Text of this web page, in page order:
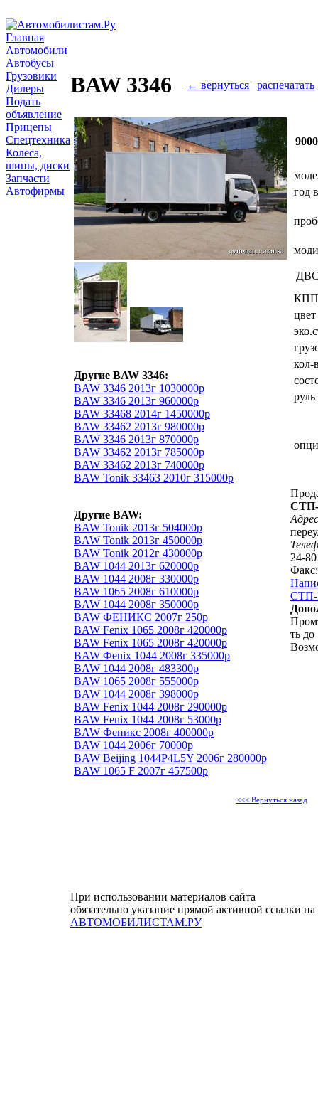
Главная
Автомобили
Автобусы
Грузовики
Дилеры
Подать
объявление
Прицепы
Спецтехника
Колеса,
шины, диски
Запчасти
Автофирмы
BAW 3346 ← вернуться | распечатать
Другие BAW 3346:
BAW 3346 2013г 1030000р
BAW 3346 2013г 960000р
BAW 33468 2014г 1450000р
BAW 33462 2013г 980000р
BAW 3346 2013г 870000р
BAW 33462 2013г 785000р
BAW 33462 2013г 740000р
BAW Tonik 33463 2010г 315000р
Другие BAW:
BAW Tonik 2013г 504000р
BAW Tonik 2013г 450000р
BAW Tonik 2012г 430000р
BAW 1044 2013г 620000р
BAW 1044 2008г 330000р
BAW 1065 2008г 610000р
BAW 1044 2008г 350000р
BAW ФЕНИКС 2007г 250р
BAW Fenix 1065 2008г 420000р
BAW Fenix 1065 2008г 420000р
BAW Фenix 1044 2008г 335000р
BAW 1044 2008г 483300р
BAW 1065 2008г 555000р
BAW 1044 2008г 398000р
BAW Fenix 1044 2008г 290000р
BAW Fenix 1044 2008г 53000р
BAW Феникс 2008г 400000р
BAW 1044 2006г 70000р
BAW Beijing 1044P4L5Y 2006г 280000р
BAW 1065 F 2007г 457500р
год
КПП
цвет
кол-
руль
СТП-
24-80
СТП-
ть
<<< Вернуться назад
При использовании материалов сайта
обязательно указание прямой активной ссылки на
АВТОМОБИЛИСТАМ.РУ